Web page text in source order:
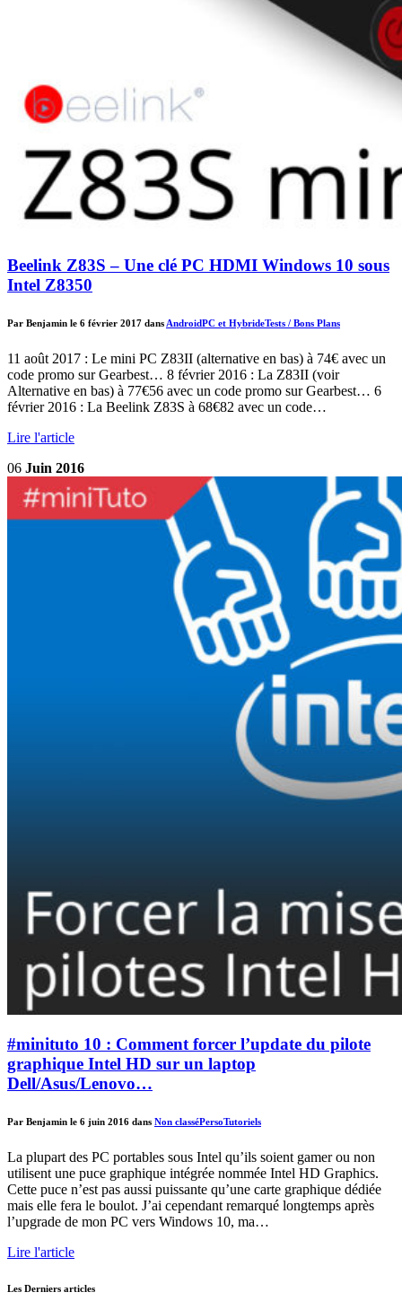
Beelink Z83S – Une clé PC HDMI Windows 10 sous
Intel Z8350
Par Benjamin le 6 février 2017 dans AndroidPC et HybrideTests / Bons Plans
11 août 2017 : Le mini PC Z83II (alternative en bas) à 74€ avec un
code promo sur Gearbest… 8 février 2016 : La Z83II (voir
Alternative en bas) à 77€56 avec un code promo sur Gearbest… 6
février 2016 : La Beelink Z83S à 68€82 avec un code…
Lire l'article
06 Juin 2016
#minituto 10 : Comment forcer l’update du pilote
graphique Intel HD sur un laptop
Dell/Asus/Lenovo…
Par Benjamin le 6 juin 2016 dans Non classéPersoTutoriels
La plupart des PC portables sous Intel qu’ils soient gamer ou non
utilisent une puce graphique intégrée nommée Intel HD Graphics.
Cette puce n’est pas aussi puissante qu’une carte graphique dédiée
mais elle fera le boulot. J’ai cependant remarqué longtemps après
l’upgrade de mon PC vers Windows 10, ma…
Lire l'article
Les Derniers articles